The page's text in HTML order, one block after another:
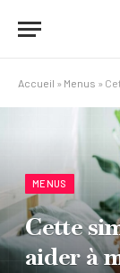
Accueil » Menus »
MENUS
Cette
aider à